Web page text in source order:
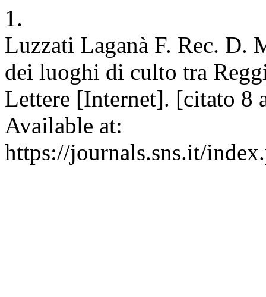
1.
Luzzati Laganà F. Rec. D.
dei luoghi di culto tra
Lettere [Internet]. [citato 8
Available at:
https://journals.sns.it/